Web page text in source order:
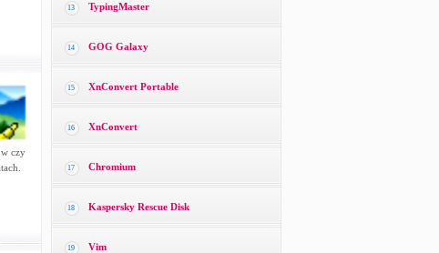
czy
13 TypingMaster
14 GOG Galaxy
15 XnConvert Portable
16 XnConvert
17 Chromium
18 Kaspersky Rescue Disk
19 Vim